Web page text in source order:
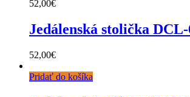
52,00€
Jedálenská stolička
52,00€
Pridať do košíka